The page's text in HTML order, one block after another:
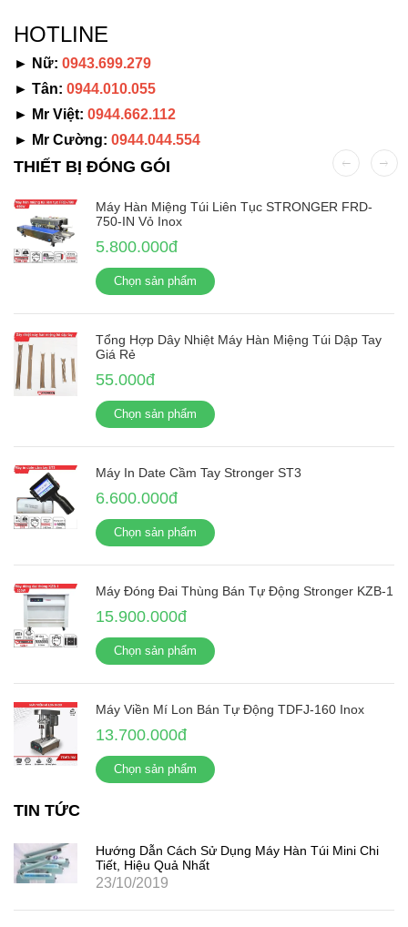
HOTLINE
► Nữ: 0943.699.279
► Tân: 0944.010.055
► Mr Việt: 0944.662.112
► Mr Cường: 0944.044.554
THIẾT BỊ ĐÓNG GÓI
Máy Hàn Miệng Túi Liên Tục STRONGER FRD-
750-IN Vỏ Inox
5.800.000đ
Chọn sản phẩm
Tổng Hợp Dây Nhiệt Máy Hàn Miệng Túi Dập Tay
Giá Rẻ
55.000đ
Chọn sản phẩm
Máy In Date Cầm Tay Stronger ST3
6.600.000đ
Chọn sản phẩm
Máy Đóng Đai Thùng Bán Tự Động Stronger KZB-1
15.900.000đ
Chọn sản phẩm
Máy Viền Mí Lon Bán Tự Động TDFJ-160 Inox
13.700.000đ
Chọn sản phẩm
TIN TỨC
Hướng Dẫn Cách Sử Dụng Máy Hàn Túi Mini Chi
Tiết, Hiệu Quả Nhất
23/10/2019